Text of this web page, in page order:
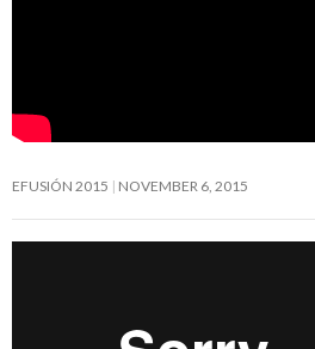
EFUSIÓN 2015 NOVEMBER 6, 2015